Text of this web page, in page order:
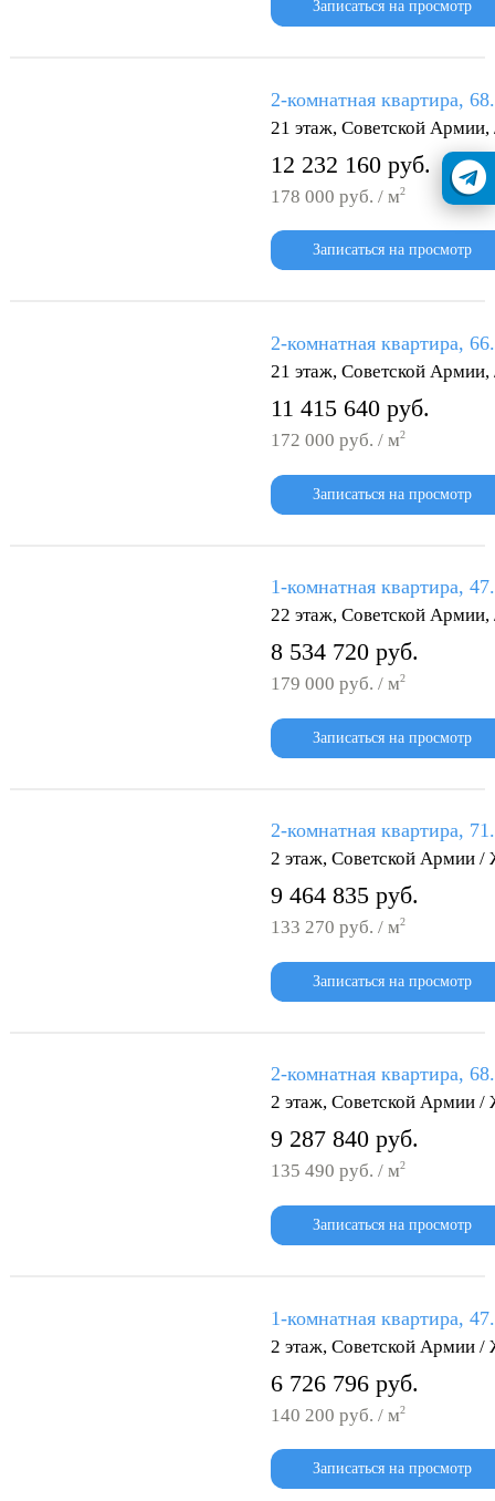
Записаться на просмотр
2-комнатная квартира,
21 этаж, Советской
12 232 160 руб.
178 000 руб. / м2
Записаться на просмотр
2-комнатная квартира,
21 этаж, Советской
11 415 640 руб.
172 000 руб. / м2
Записаться на просмотр
1-комнатная квартира,
22 этаж, Советской
8 534 720 руб.
179 000 руб. / м2
Записаться на просмотр
2-комнатная квартира,
2 этаж, Советской Армии
9 464 835 руб.
133 270 руб. / м2
Записаться на просмотр
2-комнатная квартира,
2 этаж, Советской Армии
9 287 840 руб.
135 490 руб. / м2
Записаться на просмотр
1-комнатная квартира,
2 этаж, Советской Армии
6 726 796 руб.
140 200 руб. / м2
Записаться на просмотр